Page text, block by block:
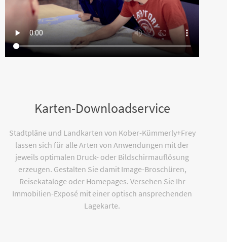
Karten-Downloadservice
Stadtpläne und Landkarten von Kober-Kümmerly+Frey
lassen sich für alle Arten von Anwendungen mit der
jeweils optimalen Druck- oder Bildschirmauflösung
erzeugen. Gestalten Sie damit Image-Broschüren,
Reisekataloge oder Homepages. Versehen Sie Ihr
Immobilien-Exposé mit einer optisch ansprechenden
Lagekarte.